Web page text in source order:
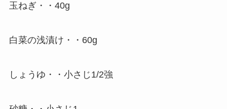
玉ねぎ・・40g
白菜の浅漬け・・60g
しょうゆ・・小さじ1/2強